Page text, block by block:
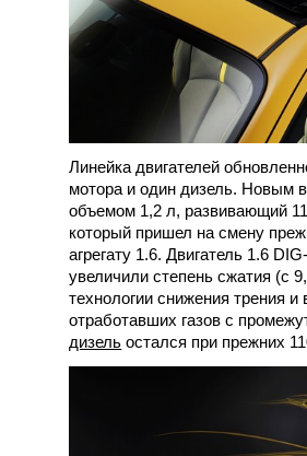
Линейка двигателей
мотора и один дизель. Новым
объемом 1,2 л, развивающий
который пришел на смену
агрегату 1.6. Двигатель 1.6
увеличили степень сжатия (с
технологии снижения трения
отработавших газов с
дизель остался при прежних